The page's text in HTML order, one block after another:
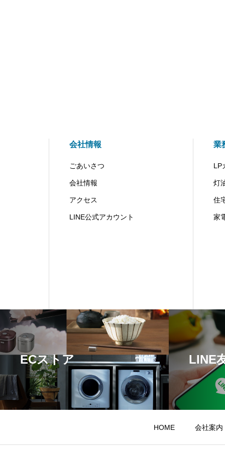
会社情報
ごあいさつ
会社情報
アクセス
LINE公式アカウント
業
LP
灯
住
家
ECストア LINE
HOME 会社案内